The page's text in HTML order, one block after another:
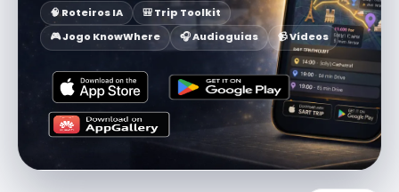
🧠 Roteiros IA
🎒 Trip Toolkit
🎮 Jogo KnowWhere
🎧 Audioguias 📹 Vídeos